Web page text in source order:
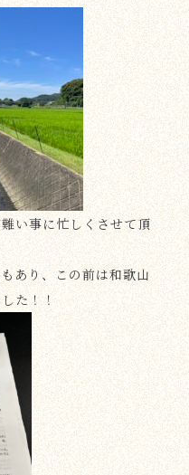
い事に忙しくさせて頂
あり、この前は和歌山
た！！